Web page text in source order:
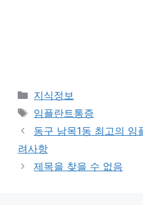
Categories
지식정보
Tags
임플란트통증
동구 남목1동 최고의 임
려사항
제목을 찾을 수 없음